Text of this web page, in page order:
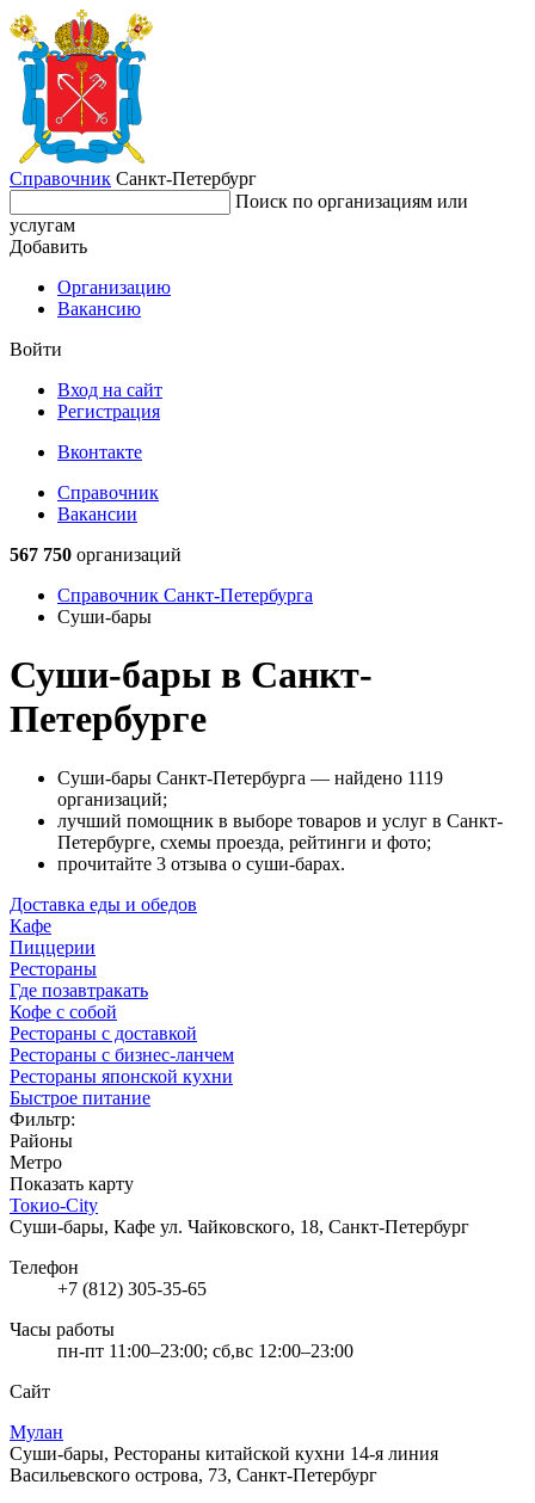
Справочник Санкт-Петербург
Поиск по организациям или
услугам
Добавить
Организацию
Вакансию
Войти
Вход на сайт
Регистрация
Вконтакте
Справочник
Вакансии
567 750 организаций
Справочник Санкт-Петербурга
Суши-бары
Суши-бары в Санкт-
Петербурге
Суши-бары Санкт-Петербурга — найдено 1119
организаций;
лучший помощник в выборе товаров и услуг в Санкт-
Петербурге, схемы проезда, рейтинги и фото;
прочитайте 3 отзыва о суши-барах.
Доставка еды и обедов
Кафе
Пиццерии
Рестораны
Где позавтракать
Кофе с собой
Рестораны с доставкой
Рестораны с бизнес-ланчем
Рестораны японской кухни
Быстрое питание
Фильтр:
Районы
Метро
Показать карту
Токио-City
Суши-бары, Кафе ул. Чайковского, 18, Санкт-Петербург
Телефон
+7 (812) 305-35-65
Часы работы
пн-пт 11:00–23:00; сб,вс 12:00–23:00
Сайт
Мулан
Суши-бары, Рестораны китайской кухни 14-я линия
Васильевского острова, 73, Санкт-Петербург